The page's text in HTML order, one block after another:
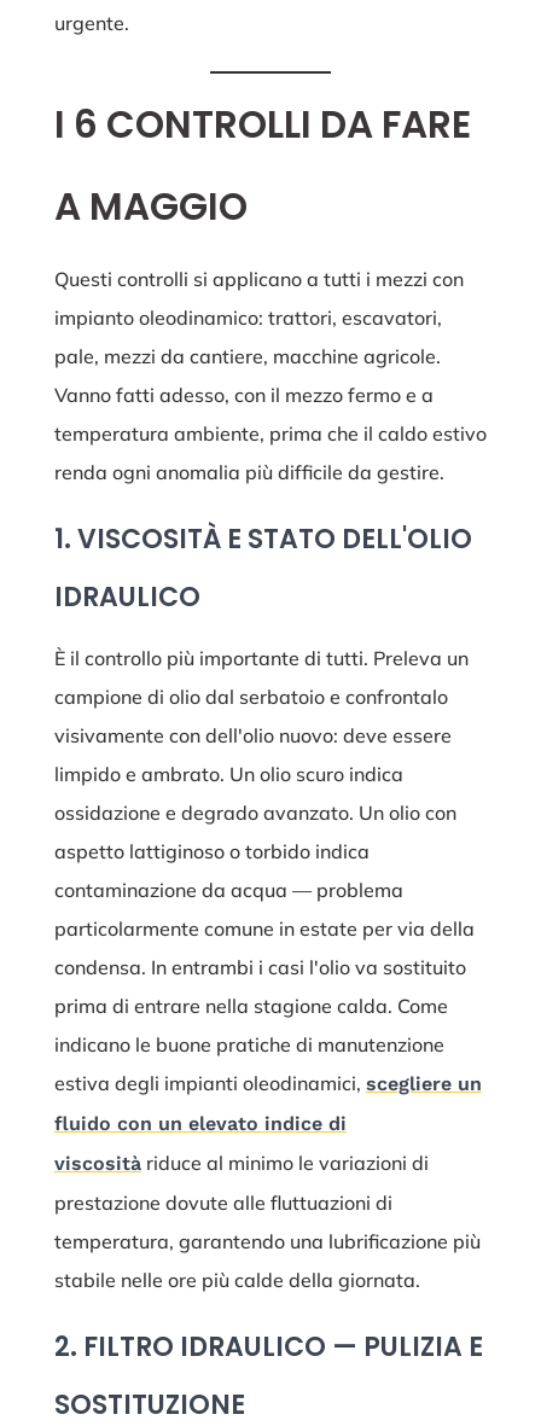
urgente.
I 6 CONTROLLI DA FARE
A MAGGIO
Questi controlli si applicano a tutti i mezzi con
impianto oleodinamico: trattori, escavatori,
pale, mezzi da cantiere, macchine agricole.
Vanno fatti adesso, con il mezzo fermo e a
temperatura ambiente, prima che il caldo estivo
renda ogni anomalia più difficile da gestire.
1. VISCOSITÀ E STATO DELL'OLIO
IDRAULICO
È il controllo più importante di tutti. Preleva un
campione di olio dal serbatoio e confrontalo
visivamente con dell'olio nuovo: deve essere
limpido e ambrato. Un olio scuro indica
ossidazione e degrado avanzato. Un olio con
aspetto lattiginoso o torbido indica
contaminazione da acqua — problema
particolarmente comune in estate per via della
condensa. In entrambi i casi l'olio va sostituito
prima di entrare nella stagione calda. Come
indicano le buone pratiche di manutenzione
estiva degli impianti oleodinamici, scegliere un
fluido con un elevato indice di
viscositàriduce al minimo le variazioni di
prestazione dovute alle fluttuazioni di
temperatura, garantendo una lubrificazione più
stabile nelle ore più calde della giornata.
2. FILTRO IDRAULICO — PULIZIA E
SOSTITUZIONE